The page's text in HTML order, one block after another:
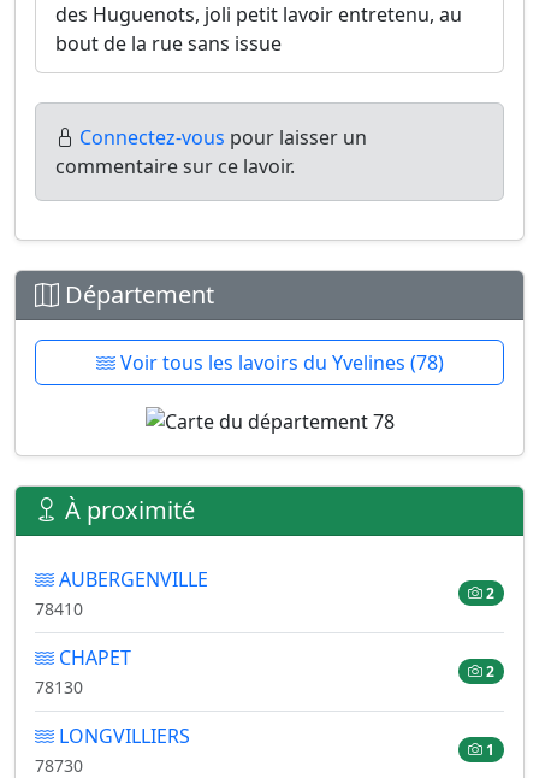
des Huguenots, joli petit lavoir entretenu, au
bout de la rue sans issue
Connectez-vous pour laisser un
commentaire sur ce lavoir.
Département
Voir tous les lavoirs du Yvelines (78)
À proximité
AUBERGENVILLE
78410
2
CHAPET
78130
2
LONGVILLIERS
78730
1